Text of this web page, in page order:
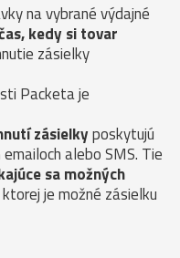
na vybrané výdajné
kedy si tovar
zásielky
Packeta je
zásielkyposkytujú
alebo SMS. Tie
sa možných
je možné zásielku